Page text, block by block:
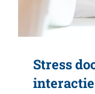
Stress